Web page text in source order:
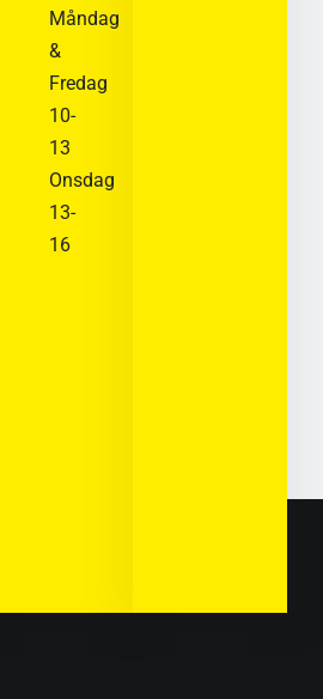
Måndag
&
Fredag
10-
13
Onsdag
13-
16